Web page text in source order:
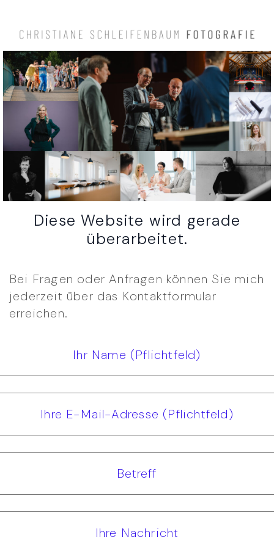
Diese Website wird gerade
überarbeitet.
Bei Fragen oder Anfragen können Sie mich
jederzeit über das Kontaktformular
erreichen.
Ihr Name (Pflichtfeld)
Ihre E-Mail-Adresse (Pflichtfeld)
Betreff
Ihre Nachricht